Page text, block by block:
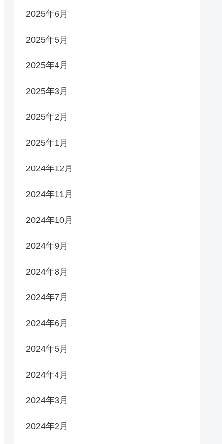
2025年6月
2025年5月
2025年4月
2025年3月
2025年2月
2025年1月
2024年12月
2024年11月
2024年10月
2024年9月
2024年8月
2024年7月
2024年6月
2024年5月
2024年4月
2024年3月
2024年2月